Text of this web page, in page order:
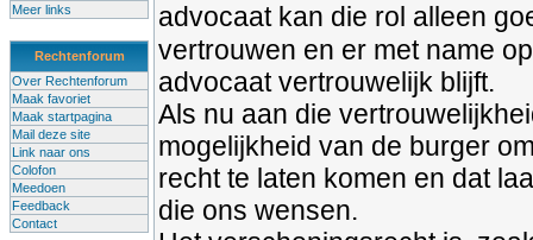
Meer links
Rechtenforum
Over Rechtenforum
Maak favoriet
Maak startpagina
Mail deze site
Link naar ons
Colofon
Meedoen
Feedback
Contact
advocaat kan die rol alleen
vertrouwen en er met name
advocaat vertrouwelijk blijft.
Als nu aan die
mogelijkheid van de burger
recht te laten komen en dat
die ons wensen.